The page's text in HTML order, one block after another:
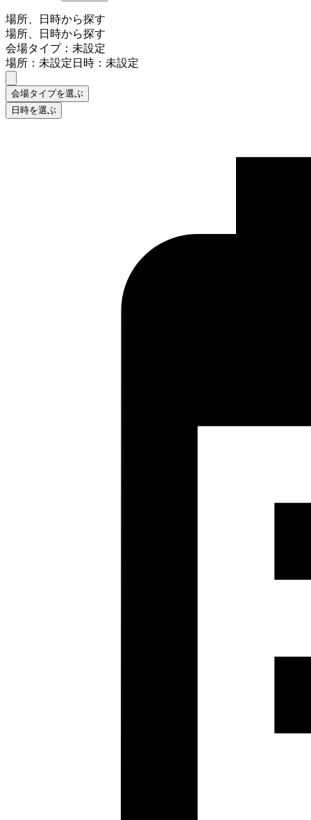
場所、日時から探す
場所、日時から探す
会場タイプ：未設定
場所：未設定日時：未設定
会場タイプを選ぶ
日時を選ぶ